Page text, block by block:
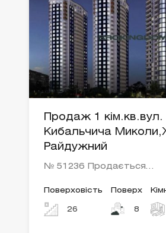
Продаж 1 кім.кв.вул.
Кибальчича
Райдужний
№ 51236 Продається…
Поверховість
26
Поверх
8